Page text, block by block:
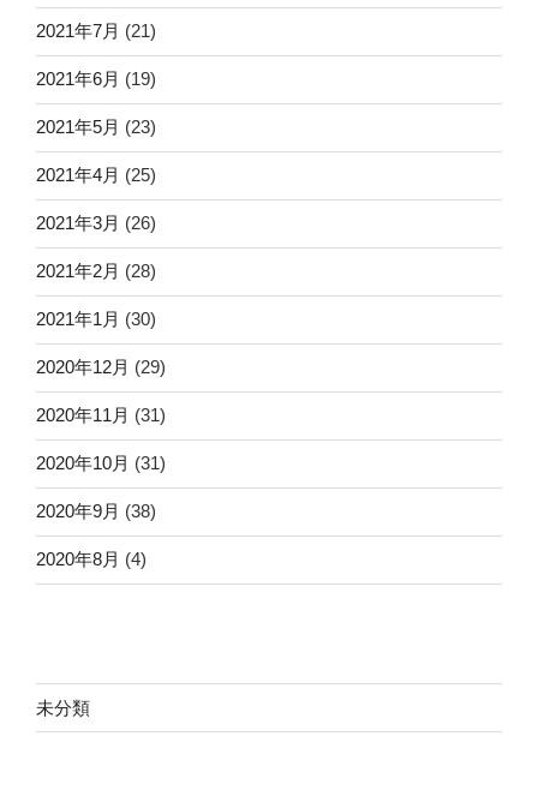
2021年7月 (21)
2021年6月 (19)
2021年5月 (23)
2021年4月 (25)
2021年3月 (26)
2021年2月 (28)
2021年1月 (30)
2020年12月 (29)
2020年11月 (31)
2020年10月 (31)
2020年9月 (38)
2020年8月 (4)
未分類